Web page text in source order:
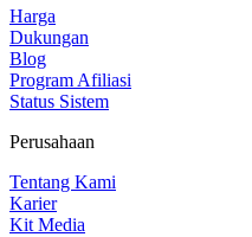
Harga
Dukungan
Blog
Program Afiliasi
Status Sistem
Perusahaan
Tentang Kami
Karier
Kit Media